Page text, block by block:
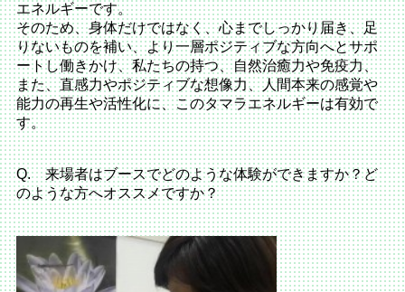
エネルギーです。
そのため、身体だけではなく、心までしっかり届き、足
りないものを補い、より一層ポジティブな方向へとサポ
ートし働きかけ、私たちの持つ、自然治癒力や免疫力、
また、直感力やポジティブな想像力、人間本来の感覚や
能力の再生や活性化に、このタマラエネルギーは有効で
す。
Q. 来場者はブースでどのような体験ができますか？ど
のような方へオススメですか？